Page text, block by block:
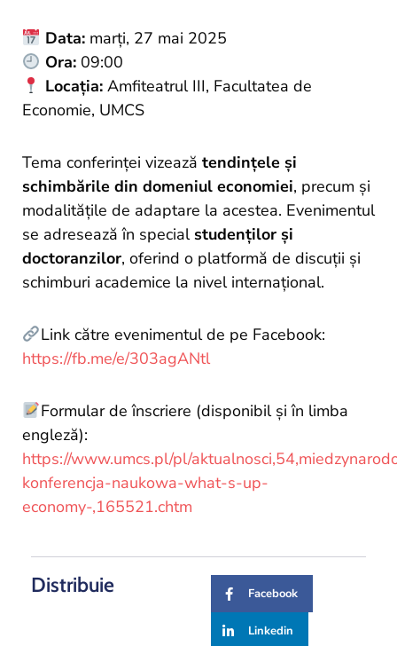
Data:marți, 27 mai 2025
Ora:09:00
Locația:Amfiteatrul III, Facultatea de
Economie, UMCS
Tema conferinței vizează tendințele și
schimbările din domeniul economiei, precum și
modalitățile de adaptare la acestea. Evenimentul
se adresează în special studenților și
doctoranzilor, oferind o platformă de discuții și
schimburi academice la nivel internațional.
Link către evenimentul de pe Facebook:
https://fb.me/e/303agANtl
Formular de înscriere (disponibil și în limba
engleză):
https://www.umcs.pl/pl/
konferencja-naukowa-what-s-up-
economy-,165521.chtm
Distribuie Facebook
Linkedin